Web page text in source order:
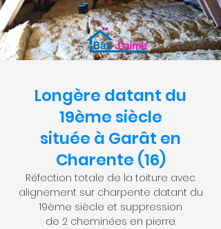
Longère datant du
19ème siècle
située à Garât en
Charente (16)
Réfection totale de la toiture avec
alignement sur charpente datant du
19ème siècle et suppression
de 2 cheminées en pierre.